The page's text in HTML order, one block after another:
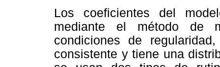
Los coeficientes del
mediante el método de
condiciones de
consistente y tiene una